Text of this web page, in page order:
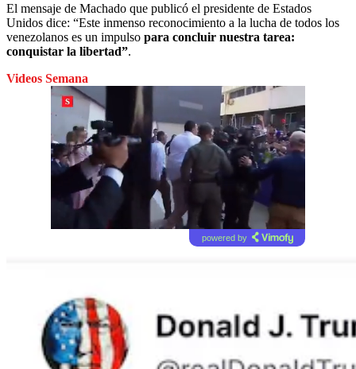
El mensaje de Machado que publicó el presidente de Estados
Unidos dice: “Este inmenso reconocimiento a la lucha de todos los
venezolanos es un impulso para concluir nuestra tarea:
conquistar la libertad”.
Videos Semana
powered by